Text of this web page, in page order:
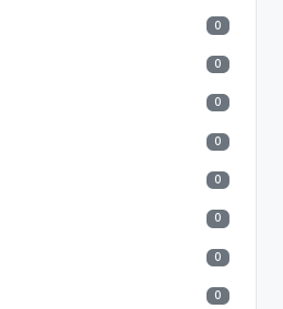
0
0
0
0
0
0
0
0